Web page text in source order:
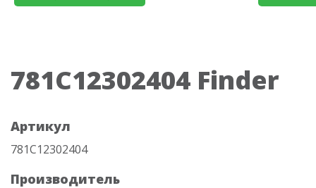
781C12302404 Finder
Артикул
781C12302404
Производитель